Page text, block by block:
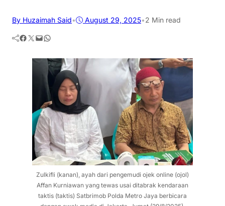
By Huzaimah Said• August 29, 2025•2 Min read
Facebook Twitter Mail WhatsApp
Zulkifli (kanan), ayah dari pengemudi ojek online (ojol)
Affan Kurniawan yang tewas usai ditabrak kendaraan
taktis (taktis) Satbrimob Polda Metro Jaya berbicara